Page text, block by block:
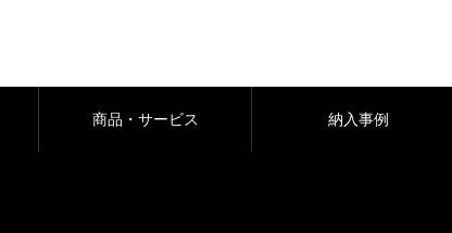
商品・サービス 納入事例